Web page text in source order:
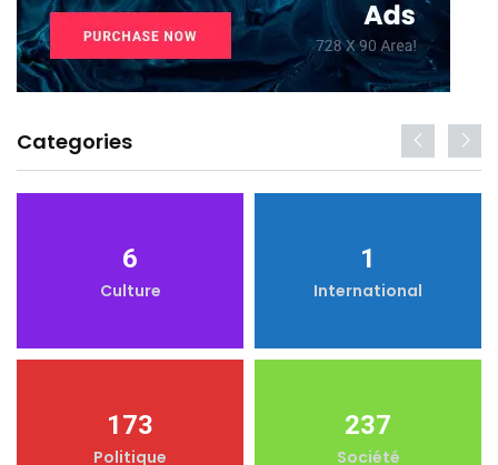
Categories
6
Culture
1
International
173
Politique
237
Société